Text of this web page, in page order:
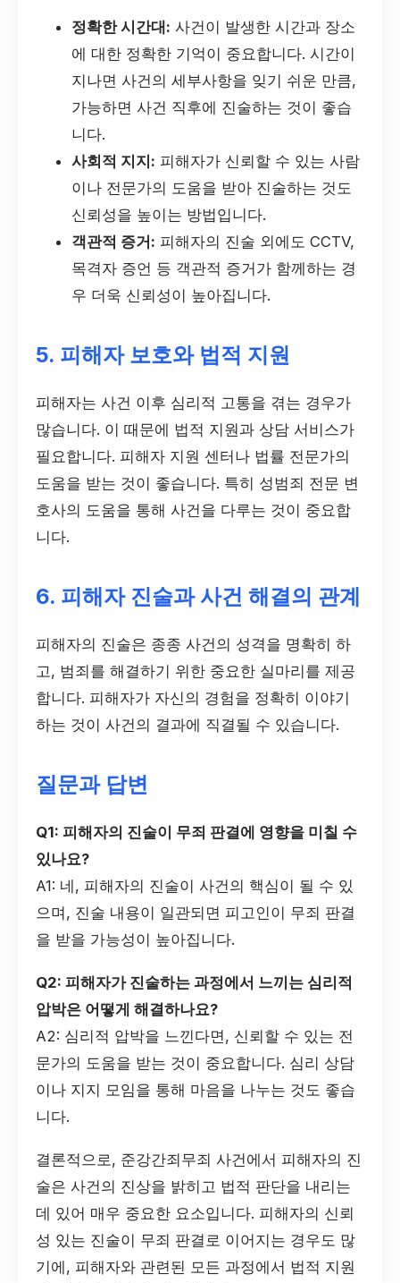
정확한 시간대: 사건이 발생한 시간과 장소
에 대한 정확한 기억이 중요합니다. 시간이
지나면 사건의 세부사항을 잊기 쉬운 만큼,
가능하면 사건 직후에 진술하는 것이 좋습
니다.
사회적 지지: 피해자가 신뢰할 수 있는 사람
이나 전문가의 도움을 받아 진술하는 것도
신뢰성을 높이는 방법입니다.
객관적 증거: 피해자의 진술 외에도 CCTV,
목격자 증언 등 객관적 증거가 함께하는 경
우 더욱 신뢰성이 높아집니다.
5. 피해자 보호와 법적 지원
피해자는 사건 이후 심리적 고통을 겪는 경우가
많습니다. 이 때문에 법적 지원과 상담 서비스가
필요합니다. 피해자 지원 센터나 법률 전문가의
도움을 받는 것이 좋습니다. 특히 성범죄 전문 변
호사의 도움을 통해 사건을 다루는 것이 중요합
니다.
6. 피해자 진술과 사건 해결의 관계
피해자의 진술은 종종 사건의 성격을 명확히 하
고, 범죄를 해결하기 위한 중요한 실마리를 제공
합니다. 피해자가 자신의 경험을 정확히 이야기
하는 것이 사건의 결과에 직결될 수 있습니다.
질문과 답변
Q1: 피해자의 진술이 무죄 판결에 영향을 미칠 수
있나요?
A1: 네, 피해자의 진술이 사건의 핵심이 될 수 있
으며, 진술 내용이 일관되면 피고인이 무죄 판결
을 받을 가능성이 높아집니다.
Q2: 피해자가 진술하는 과정에서 느끼는 심리적
압박은 어떻게 해결하나요?
A2: 심리적 압박을 느낀다면, 신뢰할 수 있는 전
문가의 도움을 받는 것이 중요합니다. 심리 상담
이나 지지 모임을 통해 마음을 나누는 것도 좋습
니다.
결론적으로, 준강간죄무죄 사건에서 피해자의 진
술은 사건의 진상을 밝히고 법적 판단을 내리는
데 있어 매우 중요한 요소입니다. 피해자의 신뢰
성 있는 진술이 무죄 판결로 이어지는 경우도 많
기에, 피해자와 관련된 모든 과정에서 법적 지원